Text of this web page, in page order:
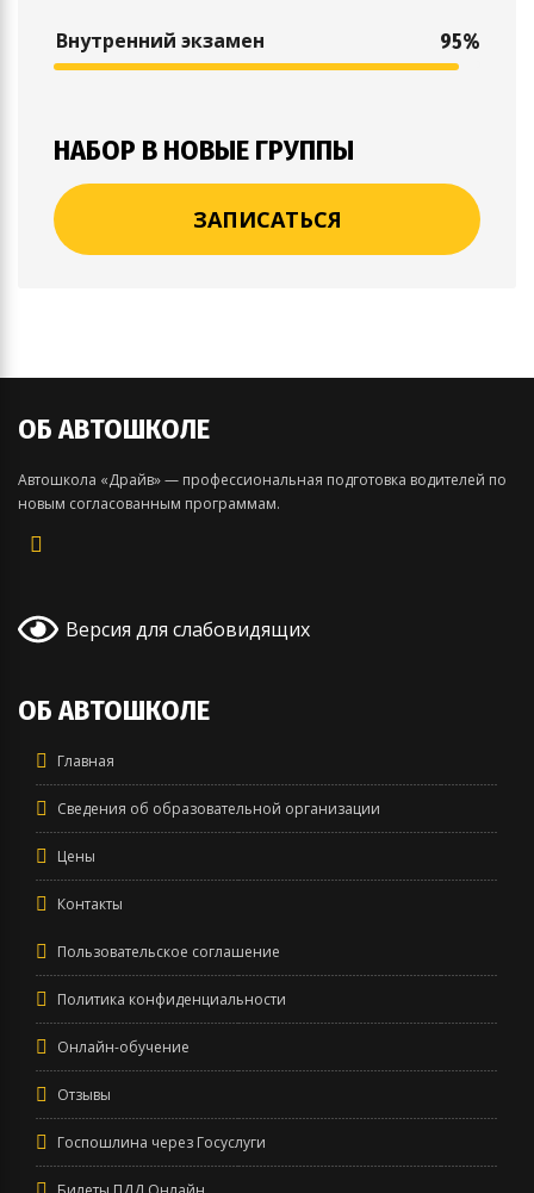
Внутренний экзамен 95%
НАБОР В НОВЫЕ ГРУППЫ
ЗАПИСАТЬСЯ
ОБ АВТОШКОЛЕ
Автошкола «Драйв» — профессиональная подготовка водителей по
новым согласованным программам.
Версия для слабовидящих
ОБ АВТОШКОЛЕ
Главная
Сведения об образовательной организации
Цены
Контакты
Пользовательское соглашение
Политика конфиденциальности
Онлайн-обучение
Отзывы
Госпошлина через Госуслуги